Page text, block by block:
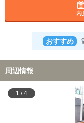
内
おすすめ
周辺情報
1 /4